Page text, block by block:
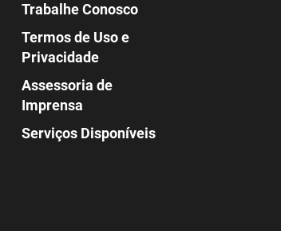
Trabalhe Conosco
Termos de Uso e
Privacidade
Assessoria de
Imprensa
Serviços Disponíveis